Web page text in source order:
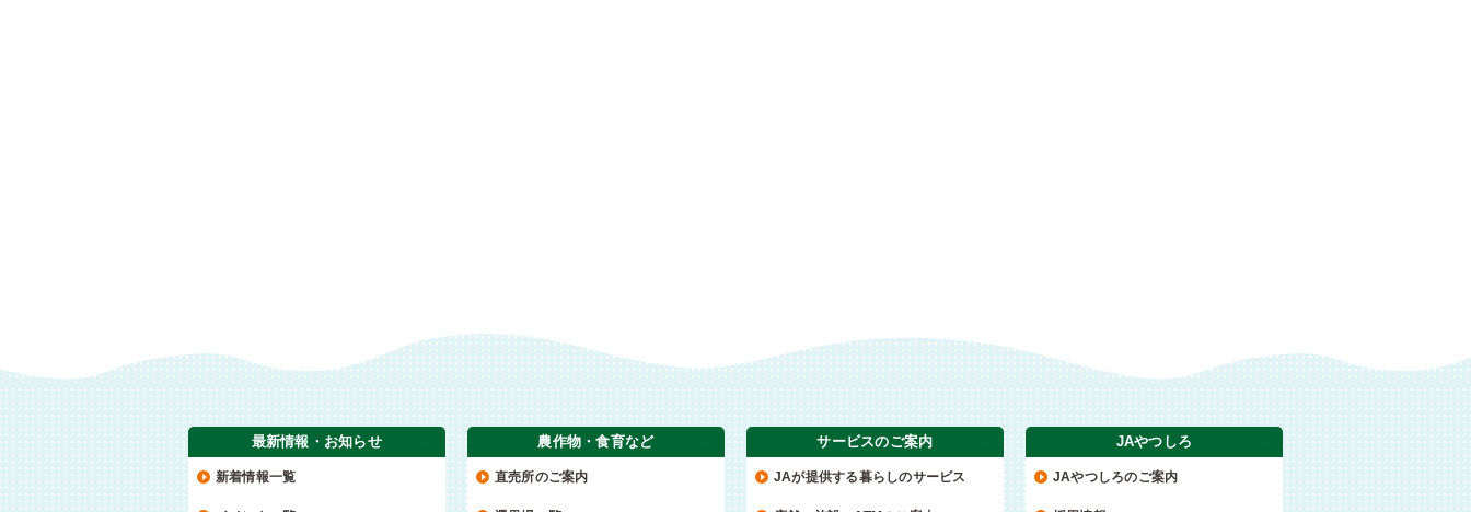
最新情報・お知らせ
新着情報一覧
農作物・食育など
直売所のご案内
サービスのご案内
JAが提供する暮らしのサービス
JAやつしろ
JAやつしろのご案内